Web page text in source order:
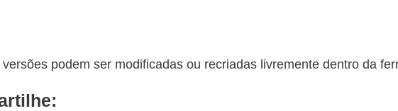
versões podem ser modificadas ou recriadas livremente dentro da